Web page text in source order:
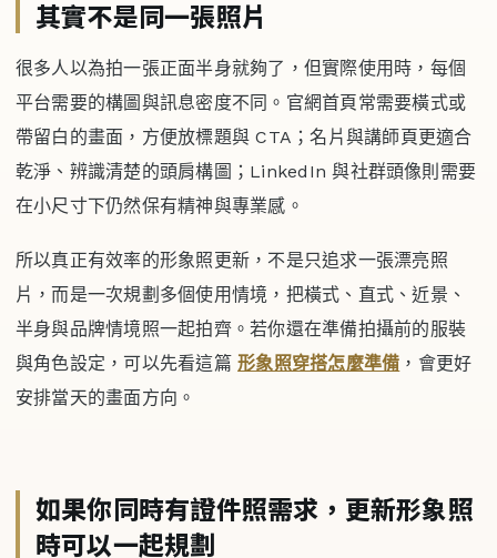
其實不是同一張照片
很多人以為拍一張正面半身就夠了，但實際使用時，每個
平台需要的構圖與訊息密度不同。官網首頁常需要橫式或
帶留白的畫面，方便放標題與 CTA；名片與講師頁更適合
乾淨、辨識清楚的頭肩構圖；LinkedIn 與社群頭像則需要
在小尺寸下仍然保有精神與專業感。
所以真正有效率的形象照更新，不是只追求一張漂亮照
片，而是一次規劃多個使用情境，把橫式、直式、近景、
半身與品牌情境照一起拍齊。若你還在準備拍攝前的服裝
與角色設定，可以先看這篇形象照穿搭怎麼準備 ，會更好
安排當天的畫面方向。
如果你同時有證件照需求，更新形象照
時可以一起規劃